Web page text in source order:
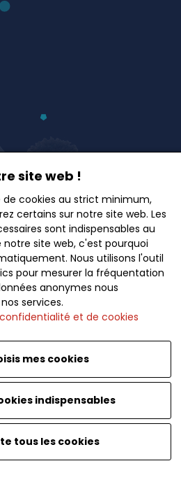
et recevez en
exclusives, idées de
des escapades inoubliables.
Souscrire
Caribou Travel. Tout droits
réservés.
site web !
de cookies au strict minimum,
certains sur notre site web. Les
sont indispensables au
site web, c'est pourquoi
Nous utilisons l'outil
pour mesurer la fréquentation
anonymes nous
services.
et de cookies
mes cookies
indispensables
tous les cookies